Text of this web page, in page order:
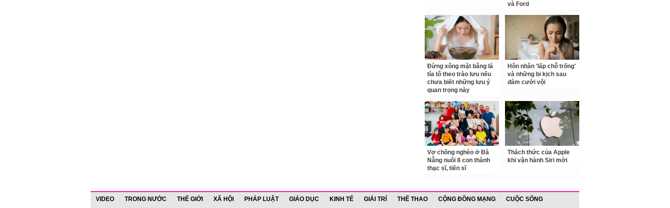
và Ford
Đừng xông mặt bằng lá
tía tô theo trào lưu nếu
chưa biết những lưu ý
quan trọng này
Hôn nhân 'lấp chỗ trống'
và những bi kịch sau
đám cưới vội
Vợ chồng nghèo ở Đà
Nẵng nuôi 8 con thành
thạc sĩ, tiến sĩ
Thách thức của Apple
khi vận hành Siri mới
VIDEO TRONG NƯỚC THẾ GIỚI XÃ HỘI PHÁP LUẬT GIÁO DỤC KINH TẾ GIẢI TRÍ THỂ THAO CỘNG ĐỒNG MẠNG CUỘC SỐNG